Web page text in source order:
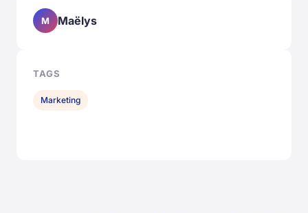
M Maëlys
TAGS
Marketing